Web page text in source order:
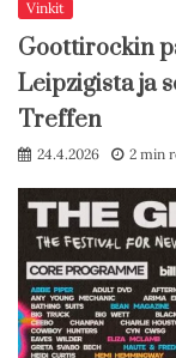
Vinkit
Goottirockin
Leipzigista ja
Treffen
24.4.2026 2 min